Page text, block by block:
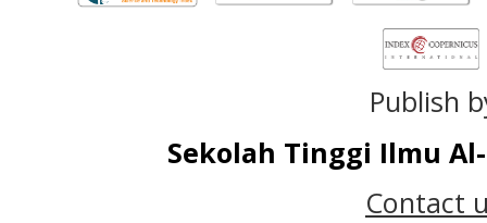
Publish
Sekolah Tinggi Ilmu
Contact